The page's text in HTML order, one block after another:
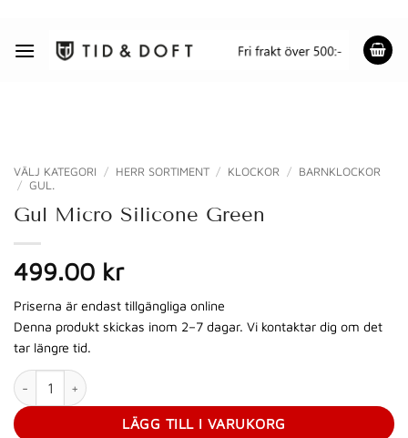
content
VÄLJ KATEGORI / HERR SORTIMENT / KLOCKOR / BARNKLOCKOR
/ GUL.
Gul Micro Silicone Green
499.00 kr
Priserna är endast tillgängliga online
Denna produkt skickas inom 2–7 dagar. Vi kontaktar dig om det
tar längre tid.
Gul Micro Silicone Green mängd
LÄGG TILL I VARUKORG